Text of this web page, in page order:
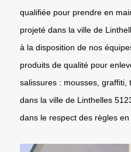
qualifiée pour prendre en
projeté dans la ville de
à la disposition de nos
produits de qualité pour
salissures : mousses,
dans la ville de Linthelles
dans le respect des règles en